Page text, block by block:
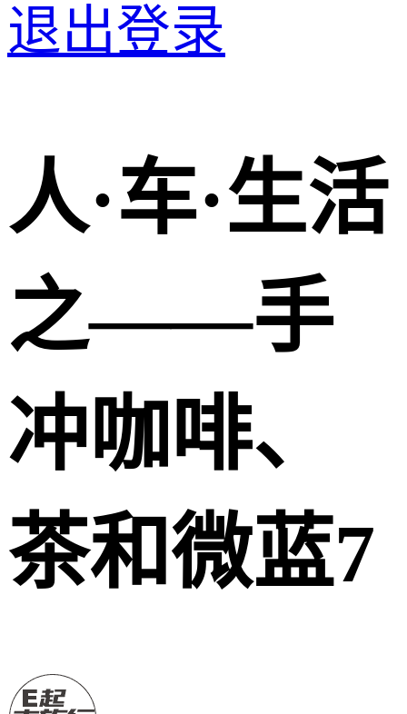
退出登录
人·车·生活
之——手
冲咖啡、
茶和微蓝7